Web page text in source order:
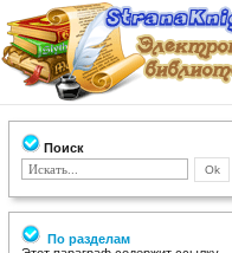
Поиск
По разделам